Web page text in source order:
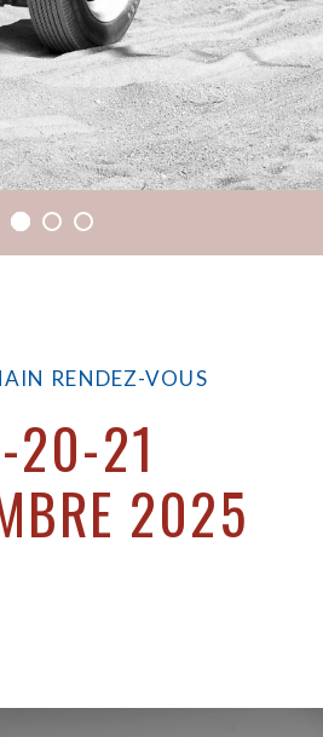
RENDEZ-VOUS
20-21
2025